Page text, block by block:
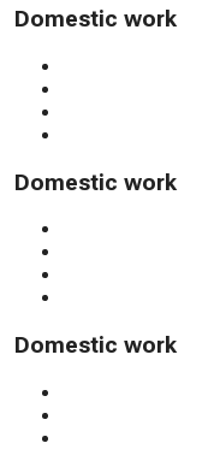
Domestic work
Domestic work
Domestic work